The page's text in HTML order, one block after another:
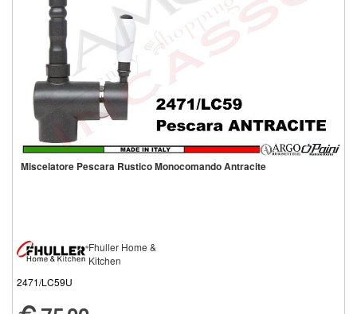
Miscelatore Pescara Rustico Monocomando Antracite
Fhuller Home &
Kitchen
2471/LC59U